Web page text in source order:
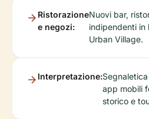
Ristorazione
e negozi:
Nuovi bar,
indipendenti in
Urban Village.
Interpretazione:
app mobili
storico e